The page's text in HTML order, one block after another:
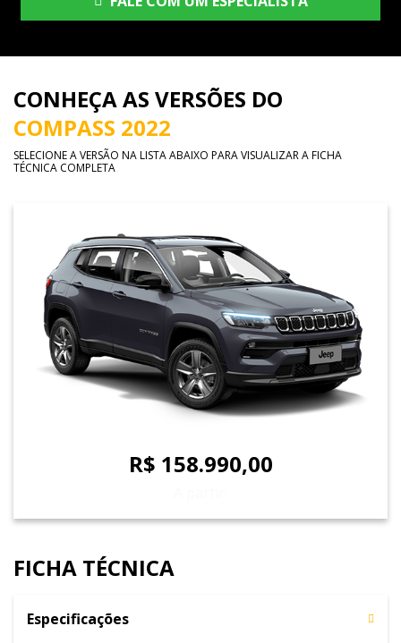
CONHEÇA AS VERSÕES DO
COMPASS 2022
SELECIONE A VERSÃO NA LISTA ABAIXO PARA VISUALIZAR A FICHA
TÉCNICA COMPLETA
R$ 158.990,00
FICHA TÉCNICA
Especificações